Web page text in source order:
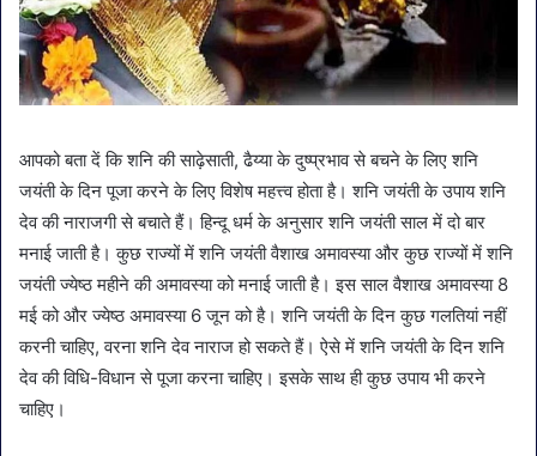
आपको बता दें कि शनि की साढ़ेसाती, ढैय्या के दुष्‍प्रभाव से बचने के लिए शनि
जयंती के दिन पूजा करने के लिए विशेष महत्त्व होता है। शनि जयंती के उपाय शनि
देव की नाराजगी से बचाते हैं। हिन्दू धर्म के अनुसार शनि जयंती साल में दो बार
मनाई जाती है। कुछ राज्‍यों में शनि जयंती वैशाख अमावस्‍या और कुछ राज्‍यों में शनि
जयंती ज्‍येष्‍ठ महीने की अमावस्‍या को मनाई जाती है। इस साल वैशाख अमावस्‍या 8
मई को और ज्‍येष्‍ठ अमावस्‍या 6 जून को है। शनि जयंती के दिन कुछ गलतियां नहीं
करनी चाहिए, वरना शनि देव नाराज हो सकते हैं। ऐसे में शनि जयंती के दिन शनि
देव की विधि-विधान से पूजा करना चाहिए। इसके साथ ही कुछ उपाय भी करने
चाहिए।